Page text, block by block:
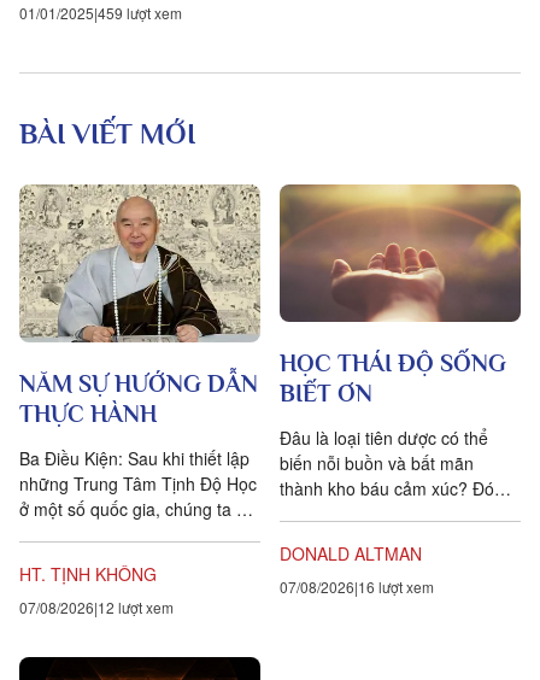
01/01/2025 459 lượt xem
BÀI VIẾT MỚI
NĂM SỰ HƯỚNG DẪN
THỰC HÀNH
Ba Điều Kiện: Sau khi thiết lập
những Trung Tâm Tịnh Độ Học
ở một số quốc gia, chúng ta đặt
HT. TỊNH KHÔNG
07/08/2026 12 lượt xem
HỌC THÁI ĐỘ SỐNG
BIẾT ƠN
Đâu là loại tiên dược có thể
biến nỗi buồn và bất mãn
thành kho báu cảm xúc? Đó
DONALD ALTMAN
07/08/2026 16 lượt xem